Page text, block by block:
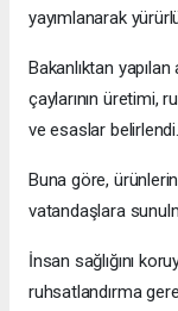
yayımlanarak
Bakanlıktan
çaylarının üretimi,
ve esaslar belirlendi.
Buna göre, ürünlerin
vatandaşlara
İnsan sağlığını
ruhsatlandırma